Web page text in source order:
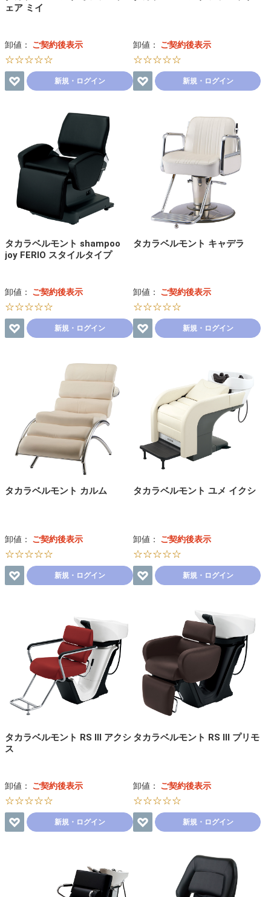
ェア ミイ
卸値： ご契約後表示
☆☆☆☆☆
新規・ログイン
卸値： ご契約後表示
☆☆☆☆☆
新規・ログイン
タカラベルモント shampoo
joy FERIO スタイルタイプ
卸値： ご契約後表示
☆☆☆☆☆
新規・ログイン
タカラベルモント キャデラ
卸値： ご契約後表示
☆☆☆☆☆
新規・ログイン
タカラベルモント カルム
卸値： ご契約後表示
☆☆☆☆☆
新規・ログイン
タカラベルモント ユメ イクシ
卸値： ご契約後表示
☆☆☆☆☆
新規・ログイン
タカラベルモント RS Ⅲ アクシ
ス
卸値： ご契約後表示
☆☆☆☆☆
新規・ログイン
タカラベルモント RS Ⅲ プリモ
卸値： ご契約後表示
☆☆☆☆☆
新規・ログイン